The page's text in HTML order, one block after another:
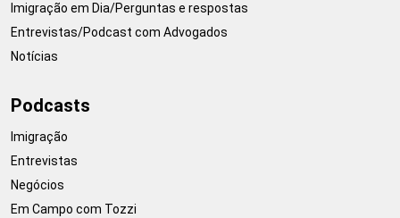
Imigração em Dia/Perguntas e respostas
Entrevistas/Podcast com Advogados
Notícias
Podcasts
Imigração
Entrevistas
Negócios
Em Campo com Tozzi